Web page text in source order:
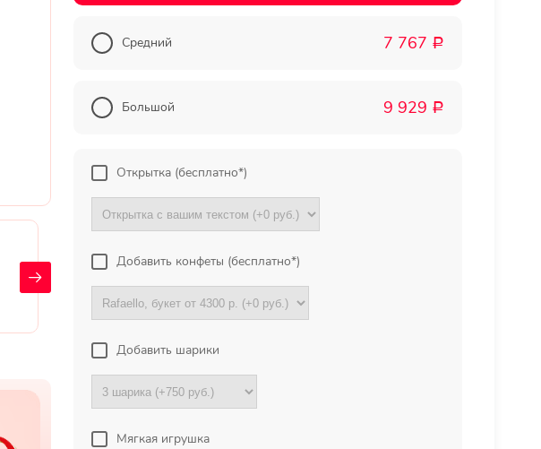
Средний 7 767 Р
Большой 9 929 Р
Открытка (бесплатно*)
Добавить конфеты (бесплатно*)
Добавить шарики
Мягкая игрушка